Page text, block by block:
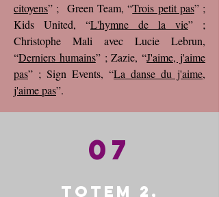
citoyens” ; Green Team, “Trois petit pas” ;
Kids United, “L'hymne de la vie” ;
Christophe Mali avec Lucie Lebrun,
“Derniers humains” ; Zazie, “J'aime, j'aime
pas” ; Sign Events, “La danse du j'aime,
j'aime pas”.
07
Totem 2,